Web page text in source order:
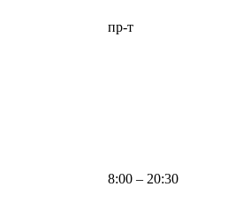
пр-т
8:00 – 20:30